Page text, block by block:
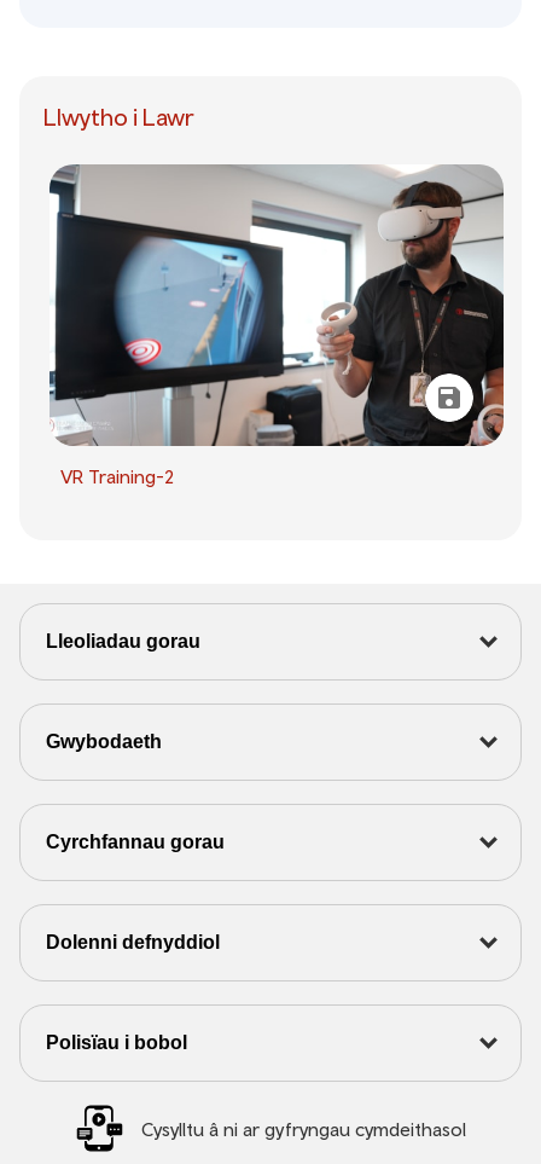
Llwytho i Lawr
VR Training-2
Lleoliadau gorau
Gwybodaeth
Cyrchfannau gorau
Dolenni defnyddiol
Polisïau i bobol
Cysylltu â ni ar gyfryngau cymdeithasol